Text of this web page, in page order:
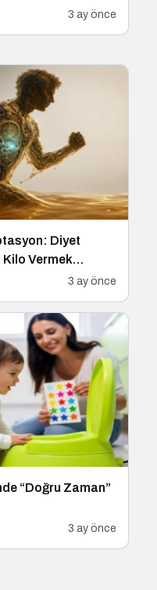
3 ay önce
Diyet
Kilo Vermek
3 ay önce
“Doğru Zaman”
3 ay önce